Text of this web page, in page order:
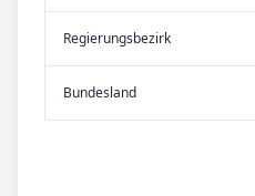
Re­gier­ungs­bezirk
Bundes­land